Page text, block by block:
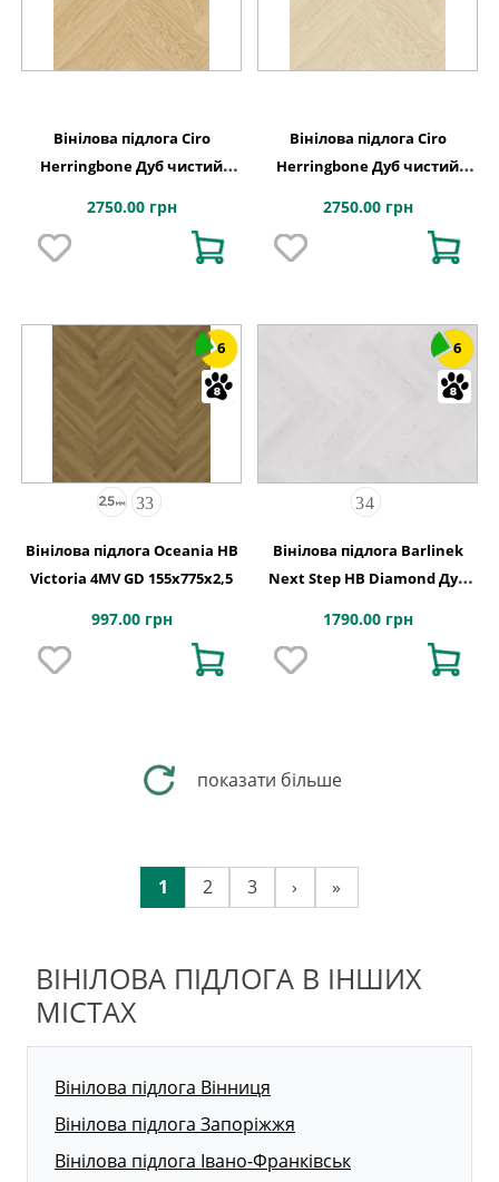
Вінілова підлога Ciro
Herringbone Дуб чистий
2750.00 грн
Вінілова підлога Ciro
Herringbone Дуб чистий
2750.00 грн
6
Вінілова підлога Oceania HB
Victoria 4MV GD 155x775x2,5
997.00 грн
6
Вінілова підлога Barlinek
Next Step HB Diamond Дуб
1790.00 грн
показати більше
1 2 3 › »
ВІНІЛОВА ПІДЛОГА В ІНШИХ
МІСТАХ
Вінілова підлога Вінниця
Вінілова підлога Запоріжжя
Вінілова підлога Івано-Франківськ